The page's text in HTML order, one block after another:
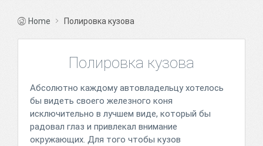
Home Полировка кузова
Полировка кузова
Абсолютно каждому автовладельцу хотелось
бы видеть своего железного коня
исключительно в лучшем виде, который бы
радовал глаз и привлекал внимание
окружающих. Для того чтобы кузов